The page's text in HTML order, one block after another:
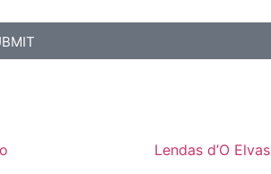
Lendas d’O Elvas